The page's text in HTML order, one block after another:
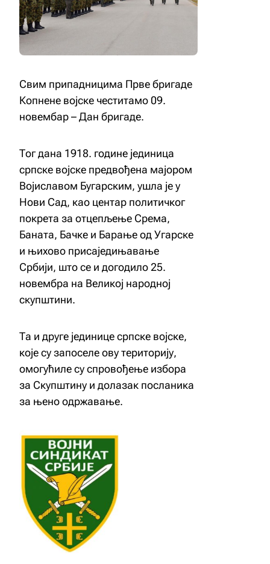
Свим припадницима Прве бригаде
Копнене војске честитамо 09.
новембар – Дан бригаде.
Тог дана 1918. године јединица
српске војске предвођена мајором
Војиславом Бугарским, ушла је у
Нови Сад, као центар политичког
покрета за отцепљење Срема,
Баната, Бачке и Барање од Угарске
и њихово присаједињавање
Србији, што се и догодило 25.
новембра на Великој народној
скупштини.
Та и друге јединице српске војске,
које су запоселе ову територију,
омогућиле су спровођење избора
за Скупштину и долазак посланика
за њено одржавање.